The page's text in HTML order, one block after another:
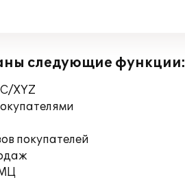
следующие функции:
XYZ
покупателей